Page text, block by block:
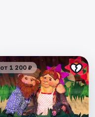
от 1 200 ₽